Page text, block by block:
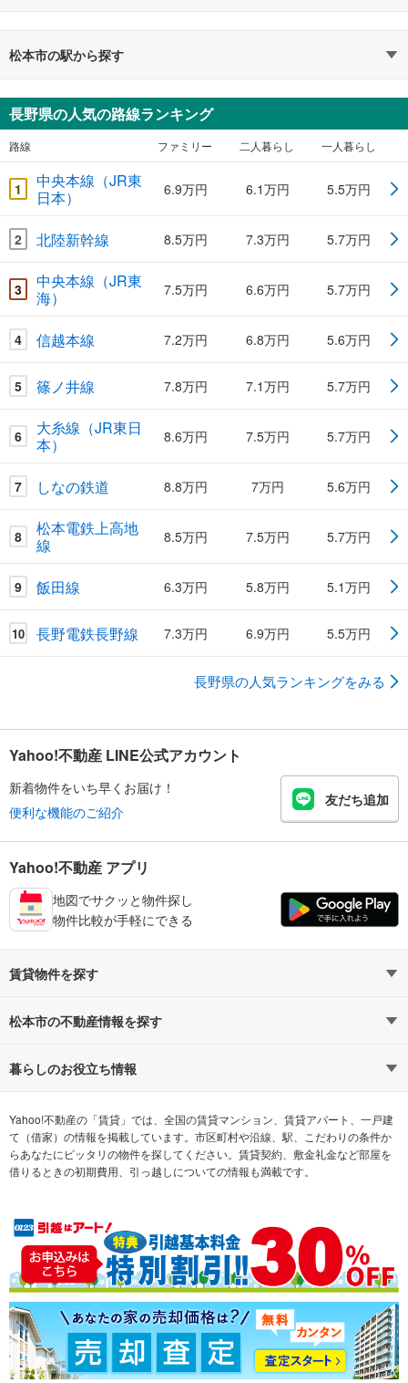
松本市の駅から探す
長野県の人気の路線ランキング
路線 ファミリー 二人暮らし 一人暮らし
1
中央本線（JR東
日本）
6.9万円 6.1万円 5.5万円
2 北陸新幹線 8.5万円 7.3万円 5.7万円
3
中央本線（JR東
海）
7.5万円 6.6万円 5.7万円
4 信越本線 7.2万円 6.8万円 5.6万円
5 篠ノ井線 7.8万円 7.1万円 5.7万円
6
大糸線（JR東日
本）
8.6万円 7.5万円 5.7万円
7 しなの鉄道 8.8万円 7万円 5.6万円
8
松本電鉄上高地
線
8.5万円 7.5万円 5.7万円
9 飯田線 6.3万円 5.8万円 5.1万円
10 長野電鉄長野線 7.3万円 6.9万円 5.5万円
長野県の人気ランキングをみる
Yahoo!不動産 LINE公式アカウント
新着物件をいち早くお届け！
便利な機能のご紹介
友だち追加
Yahoo!不動産 アプリ
地図でサクッと物件探し
物件比較が手軽にできる
賃貸物件を探す
路線・駅から探す
通勤時間から探す
不動産会社から探す 希望の条件から探す
テーマから探す ランキングから探す
松本市の不動産情報を探す
不動産・住宅
新築マンション 中古マンション
新築一戸建て 中古一戸建て
売却査定
暮らしのお役立ち情報
マンションカタログ 教えて！住まいの先生
Yahoo!不動産の「賃貸」では、全国の賃貸マンション、賃貸アパート、一戸建
て（借家）の情報を掲載しています。市区町村や沿線、駅、こだわりの条件か
らあなたにピッタリの物件を探してください。賃貸契約、敷金礼金など部屋を
借りるときの初期費用、引っ越しについての情報も満載です。